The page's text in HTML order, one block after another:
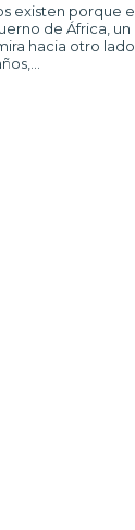
existen porque
hacia otro